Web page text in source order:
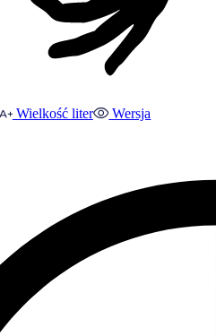
Wielkość liter
Wersja